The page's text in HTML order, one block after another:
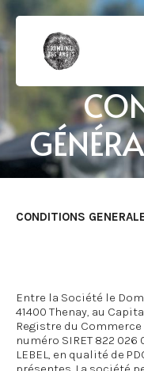
CONDITIONS
Entre la Société le
41400 Thenay, au
Registre du
numéro SIRET 822
LEBEL, en qualité de